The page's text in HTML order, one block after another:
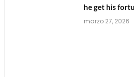
he get his
marzo 27, 2026